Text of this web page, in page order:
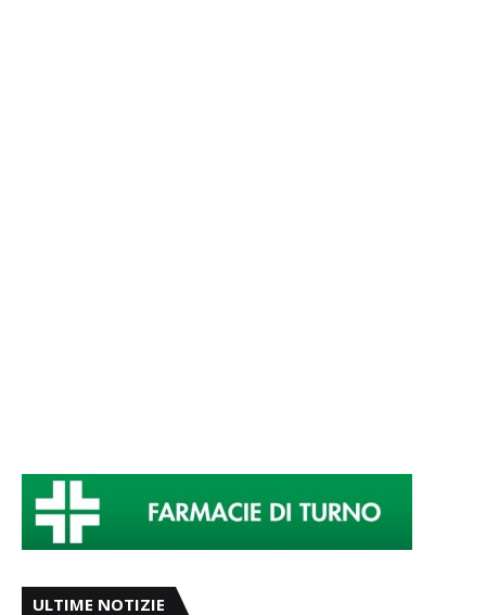
ULTIME NOTIZIE